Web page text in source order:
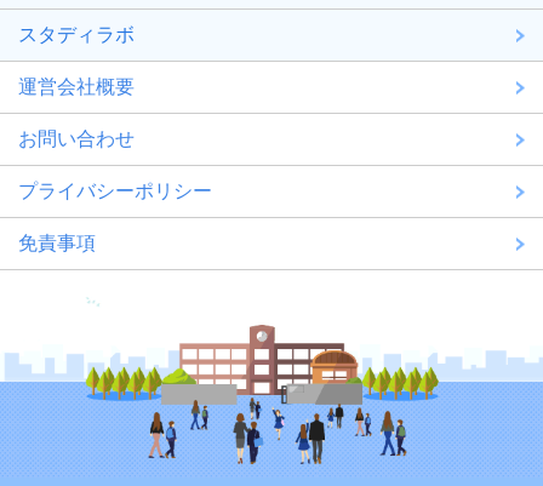
スタディラボ
運営会社概要
お問い合わせ
プライバシーポリシー
免責事項